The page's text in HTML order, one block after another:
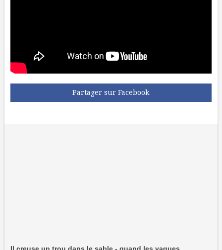
Partager sur Facebook